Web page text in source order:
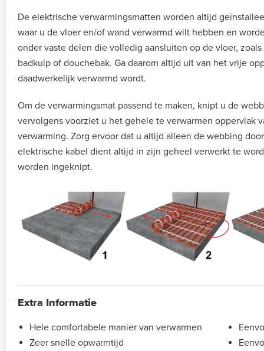
De elektrische verwarmingsmatten worden altijd
waar u de vloer en/of wand verwarmd wilt hebben en
onder vaste delen die volledig aansluiten op de vloer,
badkuip of douchebak. Ga daarom altijd uit van het vrije
daadwerkelijk verwarmd wordt.
Om de verwarmingsmat passend te maken, knipt u de
vervolgens voorziet u het gehele te verwarmen oppervlak
verwarming. Zorg ervoor dat u altijd alleen de webbing
elektrische kabel dient altijd in zijn geheel verwerkt te
worden ingeknipt.
Extra Informatie
Hele comfortabele manier van verwarmen
Zeer snelle opwarmtijd